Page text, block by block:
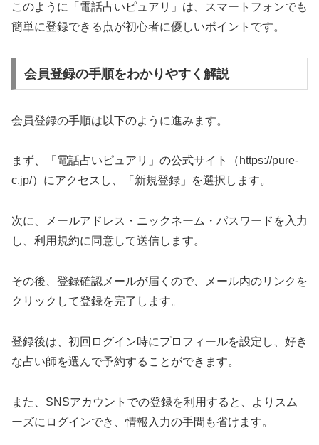
このように「電話占いピュアリ」は、スマートフォンでも
簡単に登録できる点が初心者に優しいポイントです。
会員登録の手順をわかりやすく解説
会員登録の手順は以下のように進みます。
まず、「電話占いピュアリ」の公式サイト（https://pure-
c.jp/）にアクセスし、「新規登録」を選択します。
次に、メールアドレス・ニックネーム・パスワードを入力
し、利用規約に同意して送信します。
その後、登録確認メールが届くので、メール内のリンクを
クリックして登録を完了します。
登録後は、初回ログイン時にプロフィールを設定し、好き
な占い師を選んで予約することができます。
また、SNSアカウントでの登録を利用すると、よりスム
ーズにログインでき、情報入力の手間も省けます。